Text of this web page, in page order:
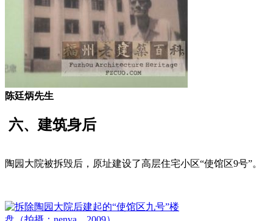
陈廷炳先生
六、建筑身后
陶园大院被拆毁后，原址建设了高层住宅小区“使馆区9号”。